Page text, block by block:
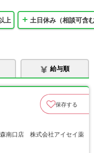
上 土日休み（相談可含
給与順
保存する
南口店 株式会社アイセイ薬